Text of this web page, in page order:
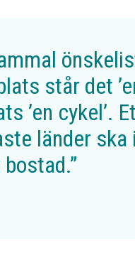
står det
’en cykel’.
länder ska